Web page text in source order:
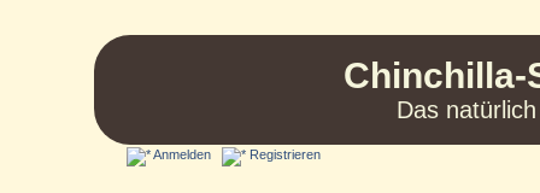
Chinchilla-
Das
Anmelden Registrieren